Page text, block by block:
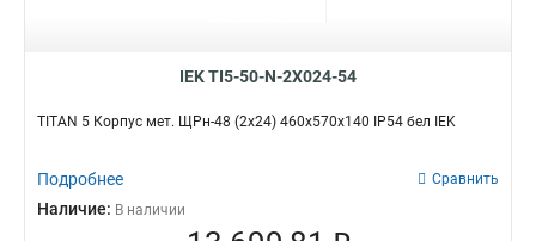
IEK TI5-50-N-2X024-54
TITAN 5 Корпус мет. ЩРн-48 (2х24) 460х570х140 IP54 бел IEK
Подробнее Сравнить
Наличие: В наличии